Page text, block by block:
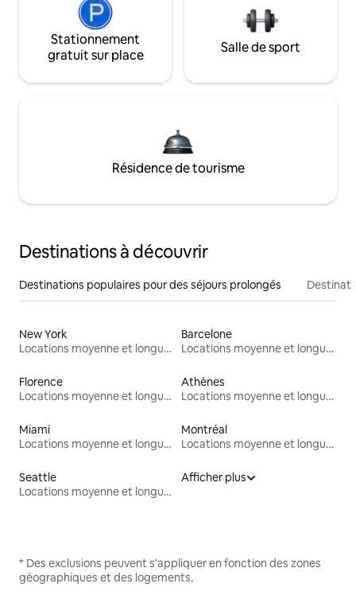
Stationnement
gratuit sur place
Salle de sport
Résidence de tourisme
Destinations à découvrir
Destinations populaires pour des séjours prolongés
New York
Locations moyenne et longue durée
Barcelone
Locations moyenne et longue durée
Florence
Locations moyenne et longue durée
Athènes
Locations moyenne et longue durée
Miami
Locations moyenne et longue durée
Montréal
Locations moyenne et longue durée
Seattle
Locations moyenne et longue durée
Afficher plus
* Des exclusions peuvent s'appliquer en fonction des zones
géographiques et des logements.